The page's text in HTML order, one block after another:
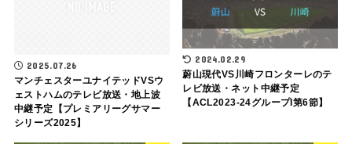
2025.07.26
マンチェスターユナイテッドVSウ
ェストハムのテレビ放送・地上波
中継予定【プレミアリーグサマー
シリーズ2025】
2024.02.29
蔚山現代VS川崎フロンターレのテ
レビ放送・ネット中継予定
【ACL2023-24グループI第6節】